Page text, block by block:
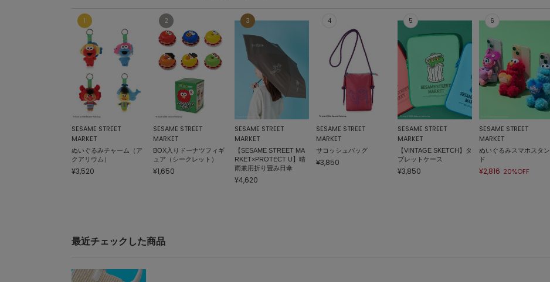
SESAME STREET
MARKET
ぬいぐるみチャーム（ア
クアリウム）
¥3,520
SESAME STREET
MARKET
BOX入りドーナツフィギ
ュア（シークレット）
¥1,650
SESAME STREET
MARKET
【SESAME STREET MA
RKET×PROTECT U】晴
雨兼用折り畳み日傘
¥4,620
SESAME STREET
MARKET
サコッシュバッグ
¥3,850
SESAME STREET
MARKET
【VINTAGE SKETCH】タ
ブレットケース
¥3,850
SESAME STREET
MARKET
ぬいぐるみスマホスタン
ド
¥2,816 20%OFF
最近チェックした商品